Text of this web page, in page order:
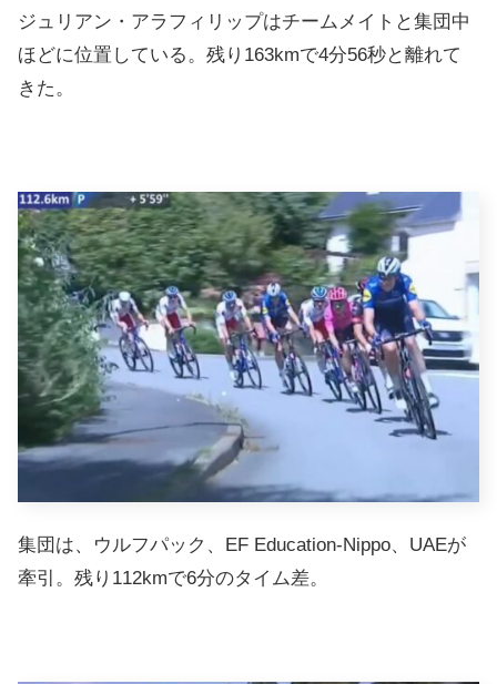
ジュリアン・アラフィリップはチームメイトと集団中
ほどに位置している。残り163kmで4分56秒と離れて
きた。
集団は、ウルフパック、EF Education-Nippo、UAEが
牽引。残り112kmで6分のタイム差。